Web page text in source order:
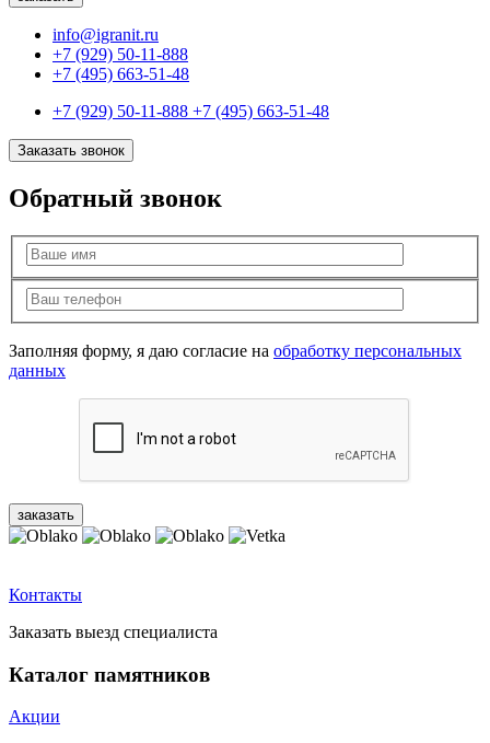
info@igranit.ru
+7 (929) 50-11-888
+7 (495) 663-51-48
+7 (929) 50-11-888 +7 (495) 663-51-48
Заказать звонок
Обратный звонок
Заполняя форму, я даю согласие на обработку персональных
данных
Контакты
Заказать выезд специалиста
Каталог памятников
Акции